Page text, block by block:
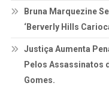
Bruna Marquezine
‘Berverly Hills
Justiça Aumenta
Pelos Assassinatos
Gomes.